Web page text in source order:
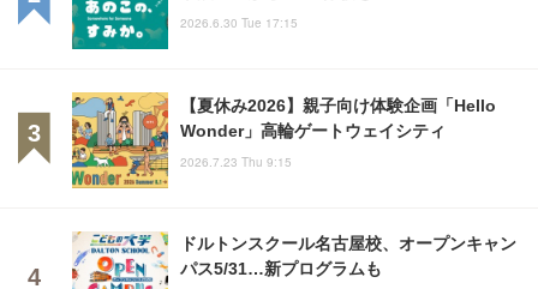
2026.6.30 Tue 17:15
【夏休み2026】親子向け体験企画「Hello
Wonder」高輪ゲートウェイシティ
2026.7.23 Thu 9:15
ドルトンスクール名古屋校、オープンキャン
パス5/31…新プログラムも